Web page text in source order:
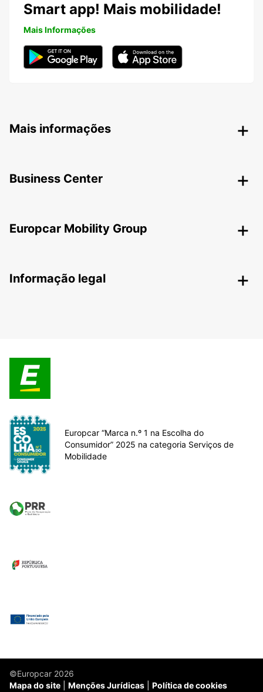
Smart app! Mais mobilidade!
Mais Informações
Mais informações
Business Center
Europcar Mobility Group
Informação legal
Europcar “Marca n.º 1 na Escolha do
Consumidor” 2025 na categoria Serviços de
Mobilidade
©Europcar 2026
Mapa do site
Menções Jurídicas Política de cookies